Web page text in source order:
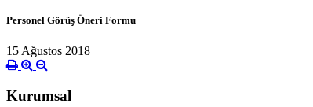
Personel Görüş Öneri Formu
15 Ağustos 2018
Kurumsal